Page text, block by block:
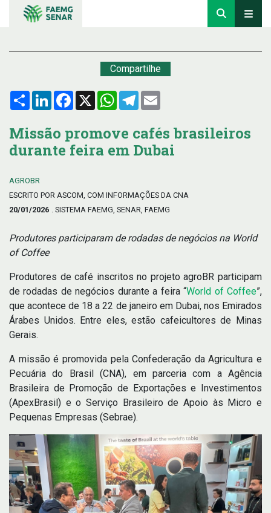
Compartilhe
Compartilhar
LinkedInFacebook
X WhatsApp
Telegram
Missão promove cafés brasileiros
durante feira em Dubai
AGROBR
ESCRITO POR ASCOM, COM INFORMAÇÕES DA CNA
20/01/2026 . SISTEMA FAEMG, SENAR, FAEMG
Produtores participaram de rodadas de negócios na World
of Coffee
Produtores de café inscritos no projeto agroBR participam
de rodadas de negócios durante a feira “World of Coffee”,
que acontece de 18 a 22 de janeiro em Dubai, nos Emirados
Árabes Unidos. Entre eles, estão cafeicultores de Minas
Gerais.
A missão é promovida pela Confederação da Agricultura e
Pecuária do Brasil (CNA), em parceria com a Agência
Brasileira de Promoção de Exportações e Investimentos
(ApexBrasil) e o Serviço Brasileiro de Apoio às Micro e
Pequenas Empresas (Sebrae).